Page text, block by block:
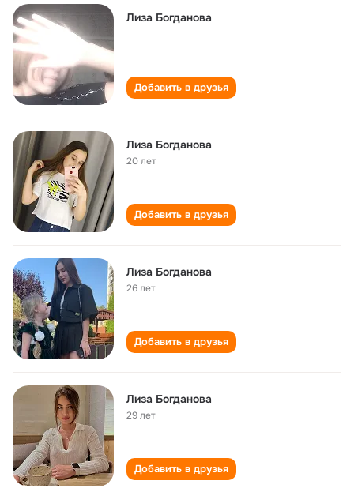
Лиза Богданова
Добавить в друзья
Лиза Богданова
20 лет
Добавить в друзья
Лиза Богданова
26 лет
Добавить в друзья
Лиза Богданова
29 лет
Добавить в друзья